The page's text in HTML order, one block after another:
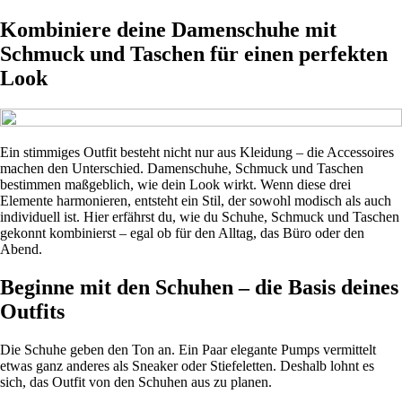
Kombiniere deine Damenschuhe mit
Schmuck und Taschen für einen perfekten
Look
Ein stimmiges Outfit besteht nicht nur aus Kleidung – die Accessoires
machen den Unterschied. Damenschuhe, Schmuck und Taschen
bestimmen maßgeblich, wie dein Look wirkt. Wenn diese drei
Elemente harmonieren, entsteht ein Stil, der sowohl modisch als auch
individuell ist. Hier erfährst du, wie du Schuhe, Schmuck und Taschen
gekonnt kombinierst – egal ob für den Alltag, das Büro oder den
Abend.
Beginne mit den Schuhen – die Basis deines
Outfits
Die Schuhe geben den Ton an. Ein Paar elegante Pumps vermittelt
etwas ganz anderes als Sneaker oder Stiefeletten. Deshalb lohnt es
sich, das Outfit von den Schuhen aus zu planen.